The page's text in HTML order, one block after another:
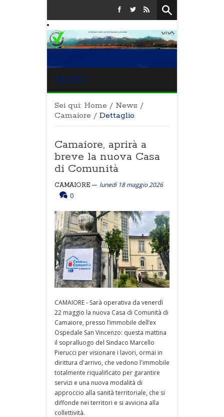
MENU
Sei qui: Home / News /
Camaiore / Dettaglio
Camaiore, aprirà a
breve la nuova Casa
di Comunità
CAMAIORE
lunedì 18 maggio 2026
0
CAMAIORE - Sarà operativa da venerdì
22 maggio la nuova Casa di Comunità di
Camaiore, presso l’immobile dell’ex
Ospedale San Vincenzo: questa mattina
il sopralluogo del Sindaco Marcello
Pierucci per visionare i lavori, ormai in
dirittura d'arrivo, che vedono l'immobile
totalmente riqualificato per garantire
servizi e una nuova modalità di
approccio alla sanità territoriale, che si
diffonde nei territori e si avvicina alla
collettività.